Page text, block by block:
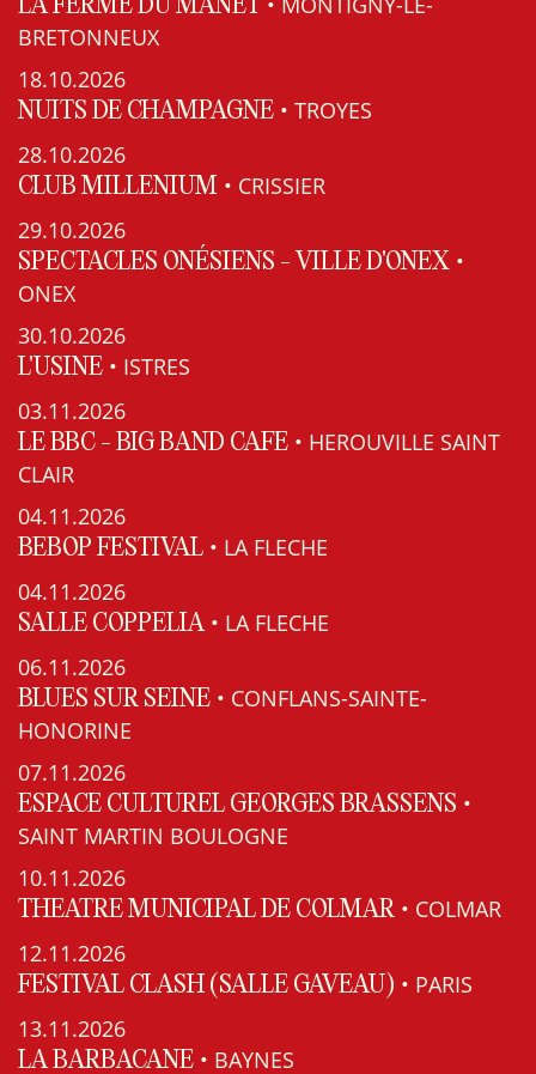
LA FERME DU MANET
BRETONNEUX
18.10.2026
NUITS DE CHAMPAGNE • TROYES
28.10.2026
CLUB MILLENIUM • CRISSIER
29.10.2026
SPECTACLES ONÉSIENS - VILLE D'ONEX •
ONEX
30.10.2026
L'USINE • ISTRES
03.11.2026
LE BBC - BIG BAND CAFE • HEROUVILLE SAINT
CLAIR
04.11.2026
BEBOP FESTIVAL • LA FLECHE
04.11.2026
SALLE COPPELIA • LA FLECHE
06.11.2026
BLUES SUR SEINE • CONFLANS-SAINTE-
HONORINE
07.11.2026
ESPACE CULTUREL GEORGES BRASSENS •
SAINT MARTIN BOULOGNE
10.11.2026
THEATRE MUNICIPAL DE COLMAR • COLMAR
12.11.2026
FESTIVAL CLASH (SALLE GAVEAU) • PARIS
13.11.2026
LA BARBACANE • BAYNES